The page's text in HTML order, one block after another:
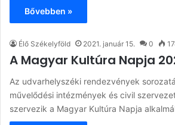
Bővebben »
Élő Székelyföld 2021. január 15. 0
A Magyar Kultúra Napja
Az udvarhelyszéki rendezvények
művelődési intézmények és civil
szervezik a Magyar Kultúra Napja